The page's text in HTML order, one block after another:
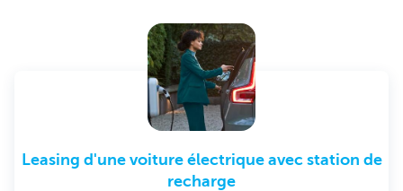
Leasing d'une voiture électrique avec station de
recharge